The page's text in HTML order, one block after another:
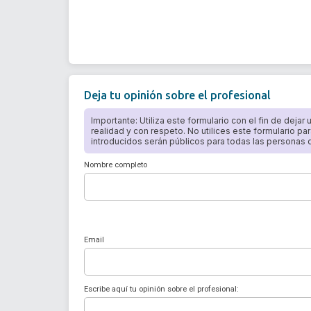
Deja tu opinión sobre el profesional
Importante: Utiliza este formulario con el fin de
realidad y con respeto. No utilices este formulario
introducidos serán públicos para todas las personas
Nombre completo
Email
Escribe aquí tu opinión sobre el profesional: